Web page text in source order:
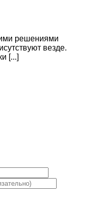
решениями
везде.
[...]